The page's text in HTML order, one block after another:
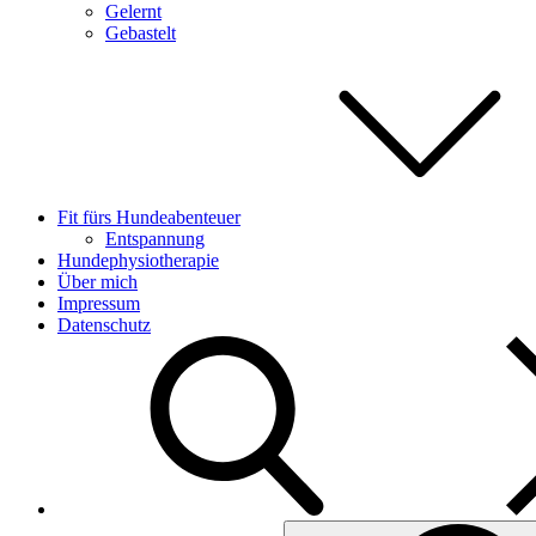
Gelernt
Gebastelt
Fit fürs Hundeabenteuer
Entspannung
Hundephysiotherapie
Über mich
Impressum
Datenschutz